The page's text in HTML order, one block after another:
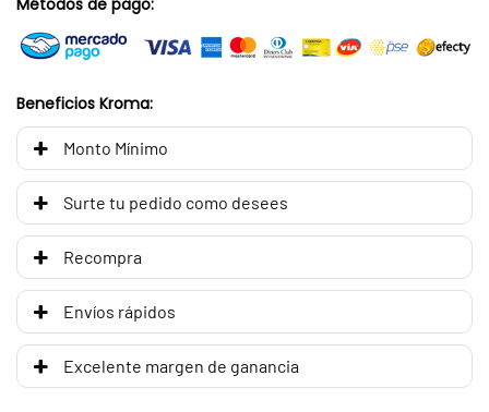
Beneficios Kroma:
Monto Mínimo
Surte tu pedido como desees
Recompra
Envíos rápidos
Excelente margen de ganancia